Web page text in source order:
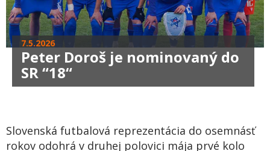
7.5.2026
Peter Doroš je nominovaný do
SR “18“
Slovenská futbalová reprezentácia do osemnásť
rokov odohrá v druhej polovici mája prvé kolo